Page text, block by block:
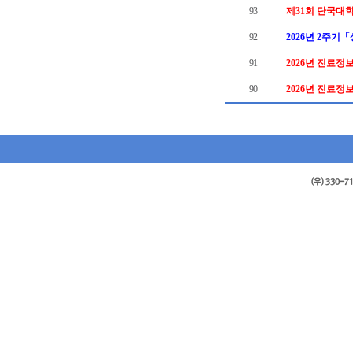
93 제31회 단국대
92 2026년 2주기
91 2026년 진료정
90 2026년 진료정